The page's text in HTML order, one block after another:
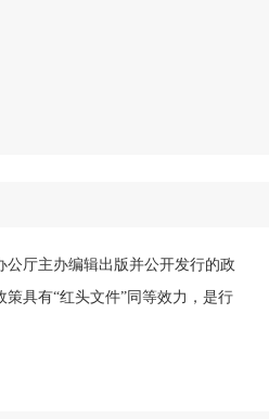
公厅主办编辑出版并公开发行的政
具有“红头文件”同等效力，是行